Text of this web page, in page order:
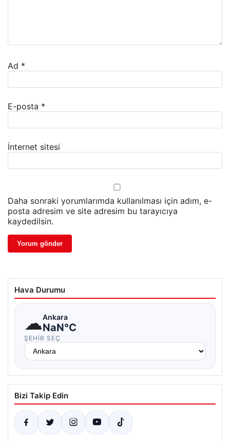
Ad *
E-posta *
İnternet sitesi
Daha sonraki yorumlarımda kullanılması için adım, e-
posta adresim ve site adresim bu tarayıcıya
kaydedilsin.
Hava Durumu
☁Ankara
NaN°C
ŞEHIR SEÇ
Bizi Takip Edin